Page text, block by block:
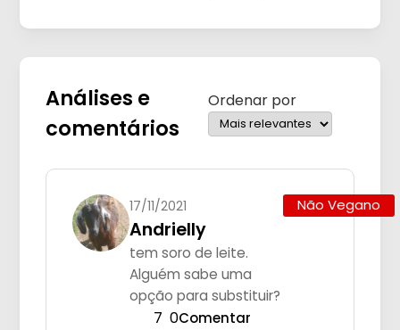
Análises e
comentários
Ordenar por
17/11/2021
Andrielly
tem soro de leite.
Alguém sabe uma
opção para substituir?
Não Vegano
7 0Comentar